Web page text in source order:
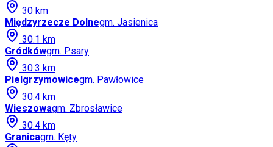
30 km
Międzyrzecze Dolnegm. Jasienica
30.1 km
Gródkówgm. Psary
30.3 km
Pielgrzymowicegm. Pawłowice
30.4 km
Wieszowagm. Zbrosławice
30.4 km
Granicagm. Kęty